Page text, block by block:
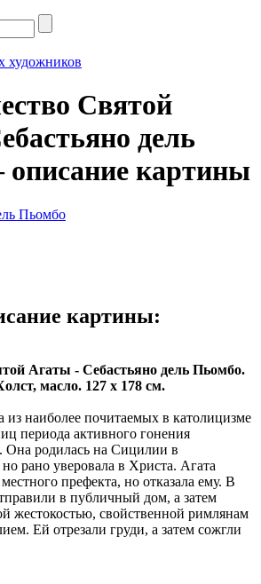
художников
Святой
дель
картины
Пьомбо
картины:
Агаты - Себастьяно дель Пьомбо.
масло. 127 x 178 см.
из наиболее почитаемых в католицизме
периода активного гонения
Она родилась на Сицилии в
но рано уверовала в Христа. Агата
префекта, но отказала ему. В
в публичный дом, а затем
жестокостью, свойственной римлянам
Ей отрезали груди, а затем сожгли